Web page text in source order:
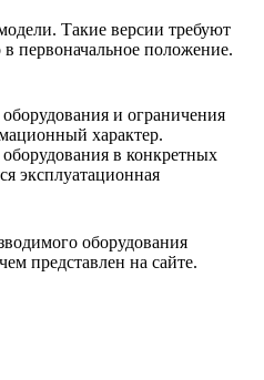
Такие версии требуют
первоначальное положение.
и ограничения
характер.
в конкретных
эксплуатационная
оборудования
представлен на сайте.